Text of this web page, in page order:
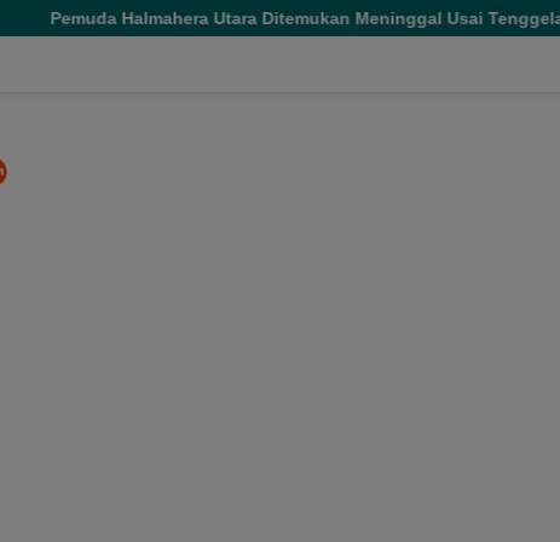
Utara Ditemukan Meninggal Usai Tenggelam di Air Terjun